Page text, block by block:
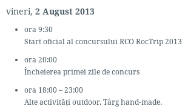
vineri, 2 August 2013
ora 9:30
Start oficial al concursului RCO RocTrip 2013
ora 20:00
Încheierea primei zile de concurs
ora 18:00 – 23:00
Alte activități outdoor. Târg hand-made.